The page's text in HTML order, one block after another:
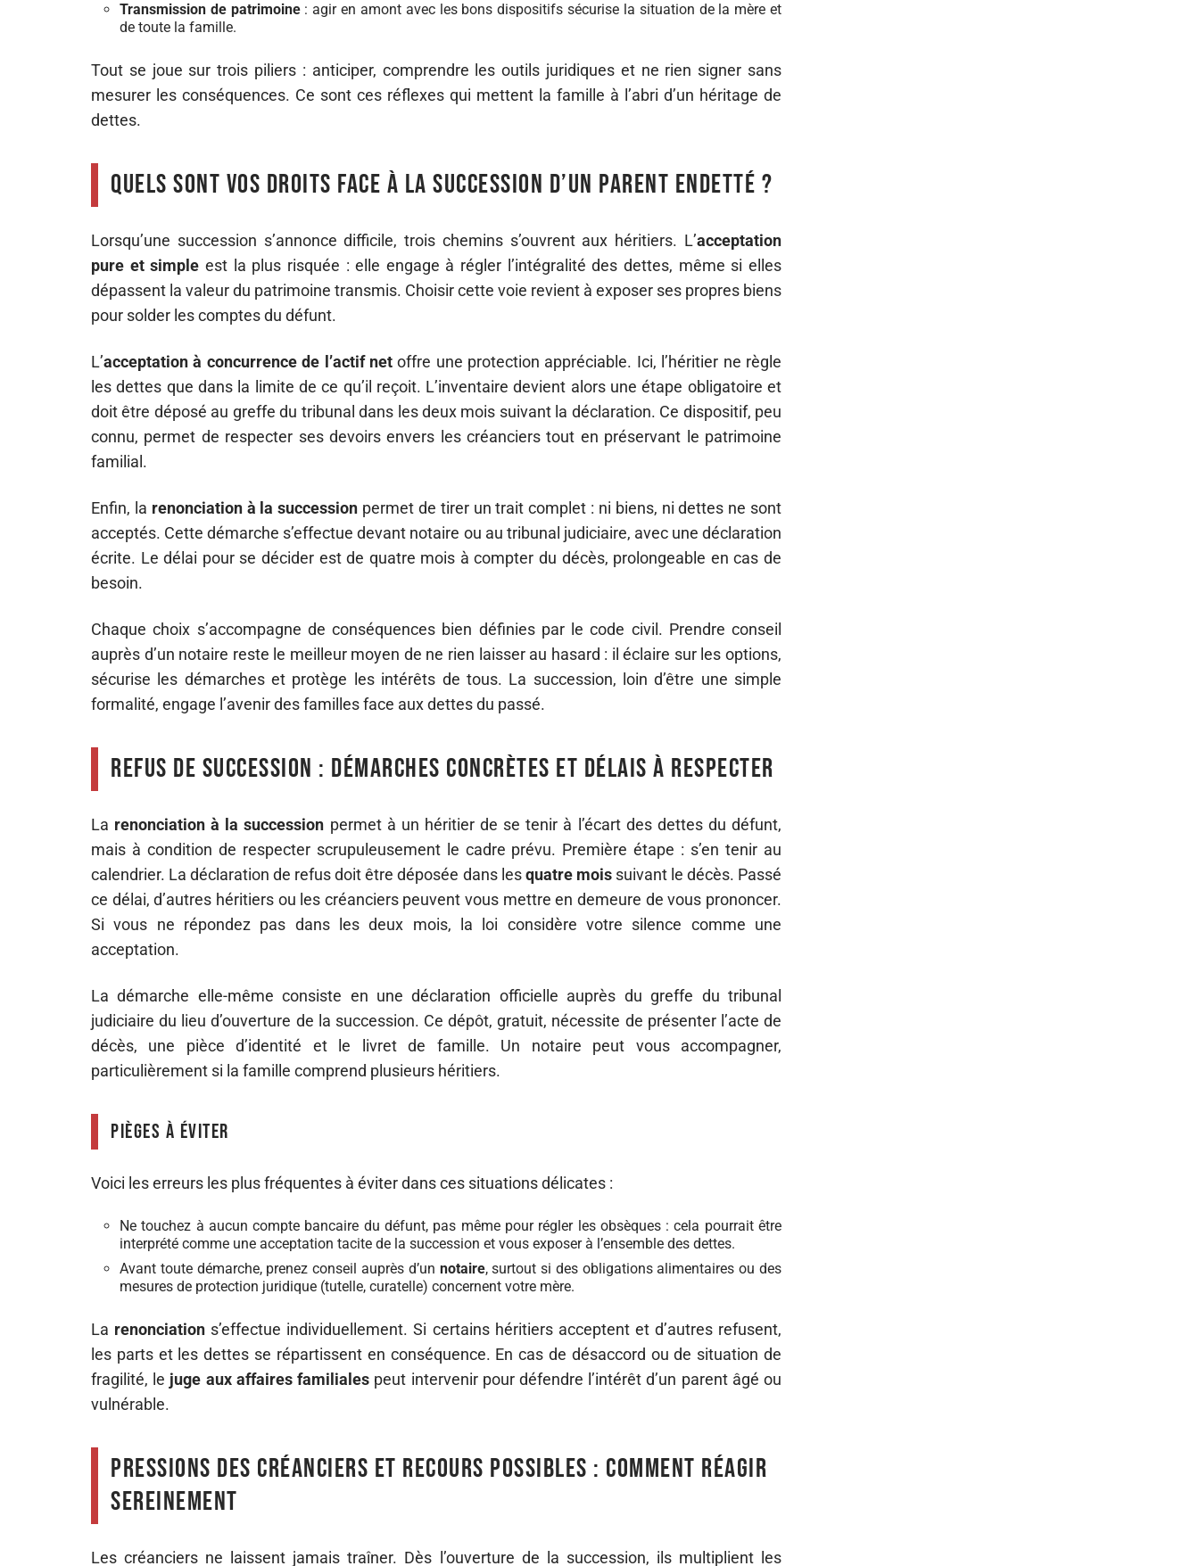
Transmission de patrimoine: agir en amont avec les bons dispositifs sécurise la situation de la mère et
de toute la famille.
Tout se joue sur trois piliers : anticiper, comprendre les outils juridiques et ne rien signer sans
mesurer les conséquences. Ce sont ces réflexes qui mettent la famille à l’abri d’un héritage de
dettes.
Quels sont vos droits face à la succession d’un parent endetté ?
Lorsqu’une succession s’annonce difficile, trois chemins s’ouvrent aux héritiers. L’acceptation
pure et simple est la plus risquée : elle engage à régler l’intégralité des dettes, même si elles
dépassent la valeur du patrimoine transmis. Choisir cette voie revient à exposer ses propres biens
pour solder les comptes du défunt.
L’acceptation à concurrence de l’actif netoffre une protection appréciable. Ici, l’héritier ne règle
les dettes que dans la limite de ce qu’il reçoit. L’inventaire devient alors une étape obligatoire et
doit être déposé au greffe du tribunal dans les deux mois suivant la déclaration. Ce dispositif, peu
connu, permet de respecter ses devoirs envers les créanciers tout en préservant le patrimoine
familial.
Enfin, la renonciation à la succession permet de tirer un trait complet : ni biens, ni dettes ne sont
acceptés. Cette démarche s’effectue devant notaire ou au tribunal judiciaire, avec une déclaration
écrite. Le délai pour se décider est de quatre mois à compter du décès, prolongeable en cas de
besoin.
Chaque choix s’accompagne de conséquences bien définies par le code civil. Prendre conseil
auprès d’un notaire reste le meilleur moyen de ne rien laisser au hasard : il éclaire sur les options,
sécurise les démarches et protège les intérêts de tous. La succession, loin d’être une simple
formalité, engage l’avenir des familles face aux dettes du passé.
Refus de succession : démarches concrètes et délais à respecter
La renonciation à la succession permet à un héritier de se tenir à l’écart des dettes du défunt,
mais à condition de respecter scrupuleusement le cadre prévu. Première étape : s’en tenir au
calendrier. La déclaration de refus doit être déposée dans lesquatre moissuivant le décès. Passé
ce délai, d’autres héritiers ou les créanciers peuvent vous mettre en demeure de vous prononcer.
Si vous ne répondez pas dans les deux mois, la loi considère votre silence comme une
acceptation.
La démarche elle-même consiste en une déclaration officielle auprès du greffe du tribunal
judiciaire du lieu d’ouverture de la succession. Ce dépôt, gratuit, nécessite de présenter l’acte de
décès, une pièce d’identité et le livret de famille. Un notaire peut vous accompagner,
particulièrement si la famille comprend plusieurs héritiers.
Pièges à éviter
Voici les erreurs les plus fréquentes à éviter dans ces situations délicates :
Ne touchez à aucun compte bancaire du défunt, pas même pour régler les obsèques : cela pourrait être
interprété comme une acceptation tacite de la succession et vous exposer à l’ensemble des dettes.
Avant toute démarche, prenez conseil auprès d’un notaire, surtout si des obligations alimentaires ou des
mesures de protection juridique (tutelle, curatelle) concernent votre mère.
La renonciation s’effectue individuellement. Si certains héritiers acceptent et d’autres refusent,
les parts et les dettes se répartissent en conséquence. En cas de désaccord ou de situation de
fragilité, le juge aux affaires familiales peut intervenir pour défendre l’intérêt d’un parent âgé ou
vulnérable.
Pressions des créanciers et recours possibles : comment réagir
sereinement
Les créanciers ne laissent jamais traîner. Dès l’ouverture de la succession, ils multiplient les